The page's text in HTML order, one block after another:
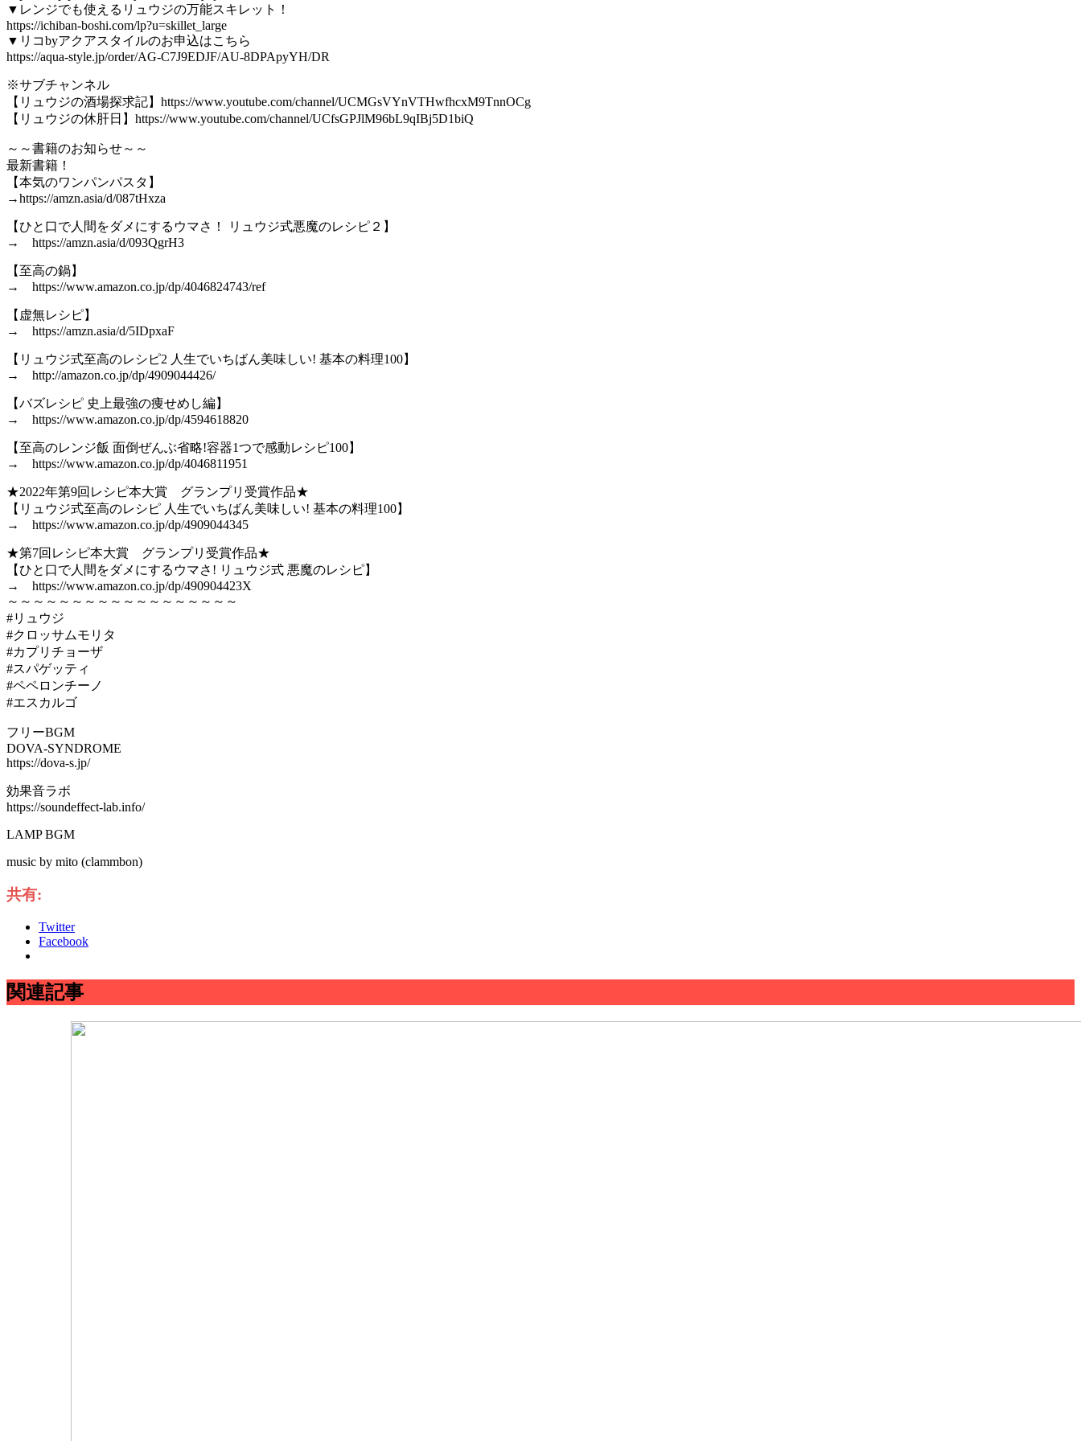
▼レンジでも使えるリュウジの万能スキレット！
https://ichiban-boshi.com/lp?u=skillet_large
▼リコbyアクアスタイルのお申込はこちら
https://aqua-style.jp/order/AG-C7J9EDJF/AU-8DPApyYH/DR
※サブチャンネル
【リュウジの酒場探求記】https://www.youtube.com/channel/UCMGsVYnVTHwfhcxM9TnnOCg
【リュウジの休肝日】https://www.youtube.com/channel/UCfsGPJlM96bL9qIBj5D1biQ
～～書籍のお知らせ～～
最新書籍！
【本気のワンパンパスタ】
→https://amzn.asia/d/087tHxza
【ひと口で人間をダメにするウマさ！ リュウジ式悪魔のレシピ２】
→ https://amzn.asia/d/093QgrH3
【至高の鍋】
→ https://www.amazon.co.jp/dp/4046824743/ref
【虚無レシピ】
→ https://amzn.asia/d/5IDpxaF
【リュウジ式至高のレシピ2 人生でいちばん美味しい! 基本の料理100】
→ http://amazon.co.jp/dp/4909044426/
【バズレシピ 史上最強の痩せめし編】
→ https://www.amazon.co.jp/dp/4594618820
【至高のレンジ飯 面倒ぜんぶ省略!容器1つで感動レシピ100】
→ https://www.amazon.co.jp/dp/4046811951
★2022年第9回レシピ本大賞 グランプリ受賞作品★
【リュウジ式至高のレシピ 人生でいちばん美味しい! 基本の料理100】
→ https://www.amazon.co.jp/dp/4909044345
★第7回レシピ本大賞 グランプリ受賞作品★
【ひと口で人間をダメにするウマさ! リュウジ式 悪魔のレシピ】
→ https://www.amazon.co.jp/dp/490904423X
～～～～～～～～～～～～～～～～～～
#リュウジ
#クロッサムモリタ
#カプリチョーザ
#スパゲッティ
#ペペロンチーノ
#エスカルゴ
フリーBGM
DOVA-SYNDROME
https://dova-s.jp/
効果音ラボ
https://soundeffect-lab.info/
LAMP BGM
music by mito (clammbon)
共有:
Twitter
Facebook
関連記事